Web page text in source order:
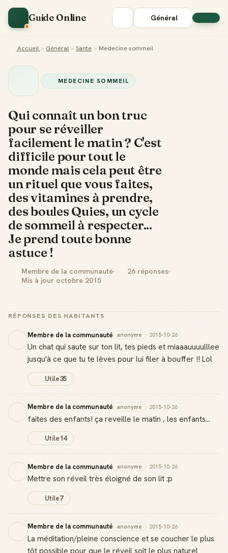
Guide Online Général
Accueil > Général > Sante > Medecine sommeil
MEDECINE SOMMEIL
Qui connaît un bon truc
pour se réveiller
facilement le matin ? C'est
difficile pour tout le
monde mais cela peut être
un rituel que vous faites,
des vitamines à prendre,
des boules Quies, un cycle
de sommeil à respecter...
Je prend toute bonne
astuce !
Membre de la communauté
26 réponses
Mis à jour octobre 2015
RÉPONSES DES HABITANTS
Membre de la communauté anonyme · 2015-10-26
Un chat qui saute sur ton lit, tes pieds et miaaauuuulllee
jusqu'à ce que tu te lèves pour lui filer à bouffer !! Lol
Utile35
Membre de la communauté anonyme · 2015-10-26
faites des enfants! ça reveille le matin , les enfants...
Utile14
Membre de la communauté anonyme · 2015-10-26
Mettre son réveil très éloigné de son lit :p
Utile7
Membre de la communauté anonyme · 2015-10-26
La méditation/pleine conscience et se coucher le plus
tôt possible pour que le réveil soit le plus naturel